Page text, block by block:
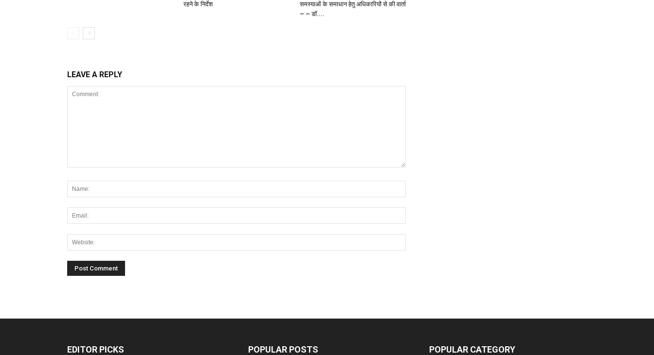
रहने के निर्देश
समस्याओं के समाधान हेतु अधिकारियों से की वार्ता
– – डॉ....
LEAVE A REPLY
EDITOR PICKS POPULAR POSTS POPULAR CATEGORY